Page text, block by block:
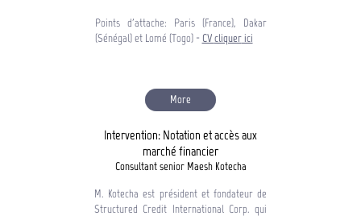
Points d'attache: Paris (France), Dakar
(Sénégal) et Lomé (Togo) - CVcliquerici
More
Intervention: Notation et accès aux
marché financier
Consultant senior Maesh Kotecha
M. Kotecha est président et fondateur de
Structured Credit International Corp. qui